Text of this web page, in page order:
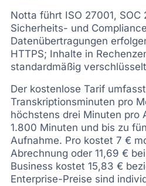
Notta führt ISO 27001, SOC
Sicherheits- und
Datenübertragungen
HTTPS; Inhalte in
standardmäßig
Der kostenlose Tarif
Transkriptionsminuten pro
höchstens drei Minuten pro
1.800 Minuten und bis zu
Aufnahme. Pro kostet 7 €
Abrechnung oder 11,69 €
Business kostet 15,83 €
Enterprise-Preise sind